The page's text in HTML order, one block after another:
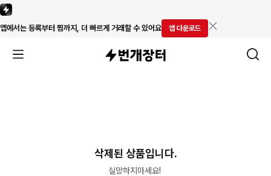
앱에서는 등록부터 찜까지, 더 빠르게 거래할 수 있어요 앱 다운로드
삭제된 상품입니다.
실망하지마세요!